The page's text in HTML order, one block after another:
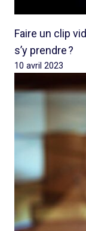
Faire un clip
s’y prendre ?
10 avril 2023